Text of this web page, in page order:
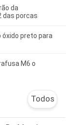
da
das porcas
óxido preto para
M6 o
Todos